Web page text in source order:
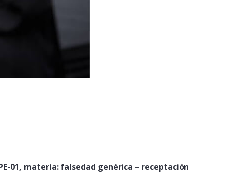
01, materia: falsedad genérica – receptación